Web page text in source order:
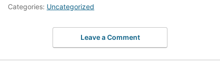
Categories: Uncategorized
Leave a Comment